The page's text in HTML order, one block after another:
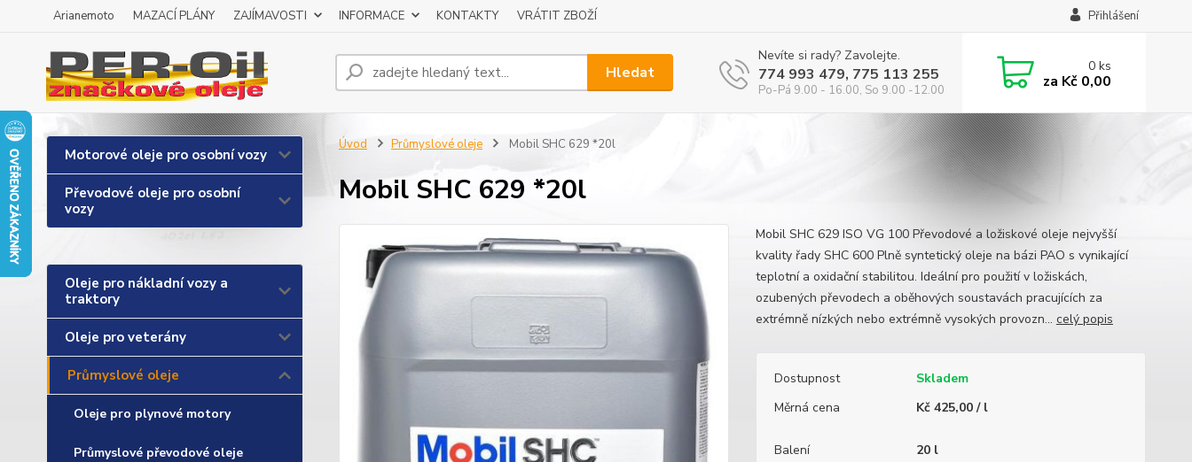
Arianemoto MAZACÍ PLÁNY ZAJÍMAVOSTI INFORMACE KONTAKTY VRÁTIT ZBOŽÍ Přihlášení
Hledat
Nevíte si rady? Zavolejte.
774 993 479, 775 113 255
Po-Pá 9.00 - 16.00, So 9.00 -12.00
0ks
za Kč 0,00
Motorové oleje pro osobní vozy
Převodové oleje pro osobní
vozy
Oleje pro nákladní vozy a
traktory
Oleje pro veterány
Průmyslové oleje
Oleje pro plynové motory
Průmyslové převodové oleje
Úvod Průmyslové oleje Mobil SHC 629 *20l
Mobil SHC 629 *20l
Mobil SHC 629 ISO VG 100 Převodové a ložiskové oleje nejvyšší
kvality řady SHC 600 Plně syntetický oleje na bázi PAO s vynikající
teplotní a oxidační stabilitou. Ideální pro použití v ložiskách,
ozubených převodech a oběhových soustavách pracujících za
extrémně nízkých nebo extrémně vysokých provozn... celý popis
Dostupnost
Skladem
Měrná cena
Kč 425,00 / l
Balení 20 l